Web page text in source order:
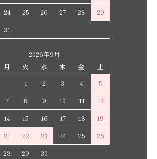
24 25 26 27 28
29
31
2026年9月
月 火 水 木 金
土
1
2 3 4
5
7 8 9 10 11
12
14 15 16 17 18
19
21 22 23 24 25
26
28 29 30